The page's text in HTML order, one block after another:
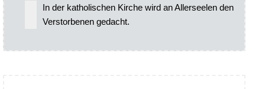
In der katholischen Kirche wird an Allerseelen den
Verstorbenen gedacht.